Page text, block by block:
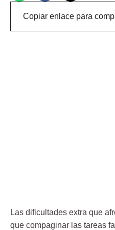
Copiar enlace para
Las dificultades extra que
que compaginar las tareas